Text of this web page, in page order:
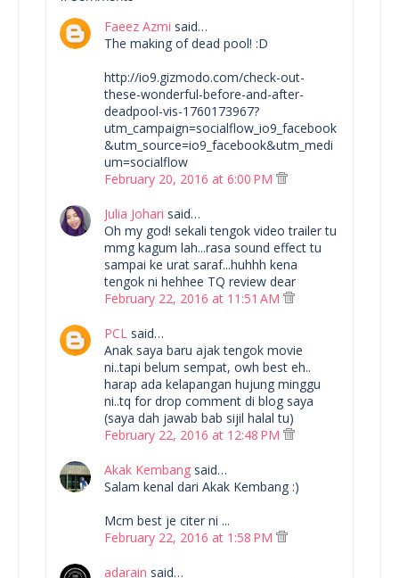
Faeez Azmi said…
The making of dead pool! :D
http://io9.gizmodo.com/check-out-
these-wonderful-before-and-after-
deadpool-vis-1760173967?
utm_campaign=socialflow_io9_facebook
&utm_source=io9_facebook&utm_medi
um=socialflow
February 20, 2016 at 6:00 PM
Julia Johari said…
Oh my god! sekali tengok video trailer tu
mmg kagum lah...rasa sound effect tu
sampai ke urat saraf...huhhh kena
tengok ni hehhee TQ review dear
February 22, 2016 at 11:51 AM
PCL said…
Anak saya baru ajak tengok movie
ni..tapi belum sempat, owh best eh..
harap ada kelapangan hujung minggu
ni..tq for drop comment di blog saya
(saya dah jawab bab sijil halal tu)
February 22, 2016 at 12:48 PM
Akak Kembang said…
Salam kenal dari Akak Kembang :)
Mcm best je citer ni ...
February 22, 2016 at 1:58 PM
adarain said…